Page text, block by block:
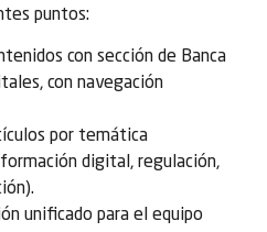
puntos:
con sección de Banca
con navegación
por temática
digital, regulación,
unificado para el equipo